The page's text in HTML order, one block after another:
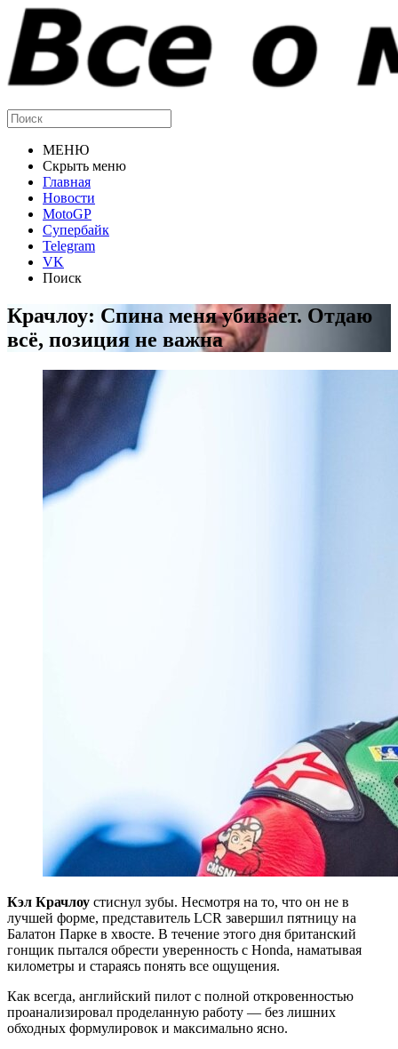
МЕНЮ
Скрыть меню
Главная
Новости
MotoGP
Супербайк
Telegram
VK
Поиск
Крачлоу: Спина меня убивает. Отдаю
всё, позиция не важна
Кэл Крачлоу стиснул зубы. Несмотря на то, что он не в
лучшей форме, представитель LCR завершил пятницу на
Балатон Парке в хвосте. В течение этого дня британский
гонщик пытался обрести уверенность с Honda, наматывая
километры и стараясь понять все ощущения.
Как всегда, английский пилот с полной откровенностью
проанализировал проделанную работу — без лишних
обходных формулировок и максимально ясно.